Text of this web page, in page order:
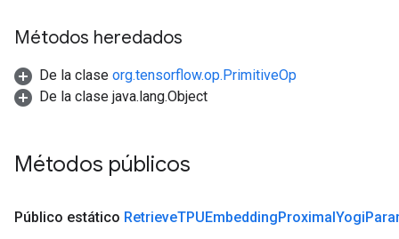
Métodos heredados
De la clase org.tensorflow.op.PrimitiveOp
De la clase java.lang.Object
Métodos públicos
Público estático RetrieveTPUEmbeddingProximalYogi